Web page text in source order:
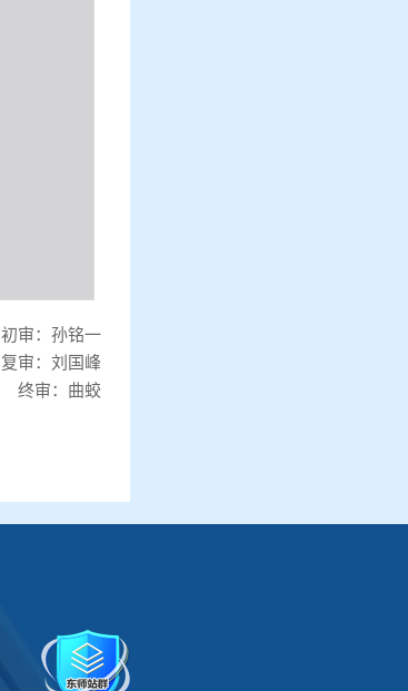
初审：孙铭一
复审：刘国峰
终审：曲蛟